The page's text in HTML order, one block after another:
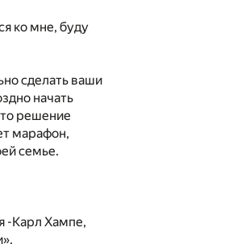
ко мне, буду
сделать ваши
начать
решение
марафон,
семье.
-Карл Хампе,